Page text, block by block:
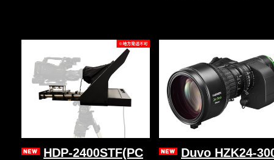
HDP-2400STF(PC
Duvo HZK24-